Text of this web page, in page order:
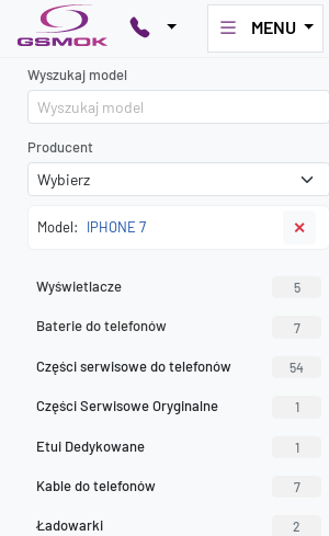
MENU
Wyszukaj model
Producent
Model: IPHONE 7 ✕
Wyświetlacze 5
Baterie do telefonów 7
Części serwisowe do telefonów 54
Części Serwisowe Oryginalne 1
Etui Dedykowane 1
Kable do telefonów 7
Ładowarki 2